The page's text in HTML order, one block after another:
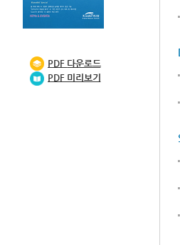
PDF 다운로드
PDF 미리보기